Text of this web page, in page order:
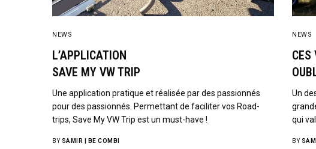
NEWS
L’APPLICATION
SAVE MY VW TRIP
Une application pratique et réalisée par des passionnés
pour des passionnés. Permettant de faciliter vos Road-
trips, Save My VW Trip est un must-have !
BY SAMIR | BE COMBI
NEWS
CES
Un
qui
BY